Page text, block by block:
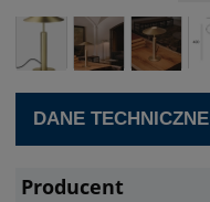
DANE TECHNICZNE
Producent